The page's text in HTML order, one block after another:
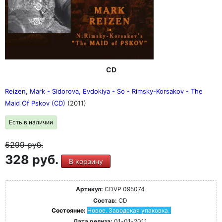
CD
Reizen, Mark - Sidorova, Evdokiya - So - Rimsky-Korsakov - The
Maid Of Pskov (CD) (2011)
Есть в наличии
5299руб.
328 руб. В корзину
Артикул: CDVP 095074
Состав: CD
Состояние: Новое. Заводская упаковка.